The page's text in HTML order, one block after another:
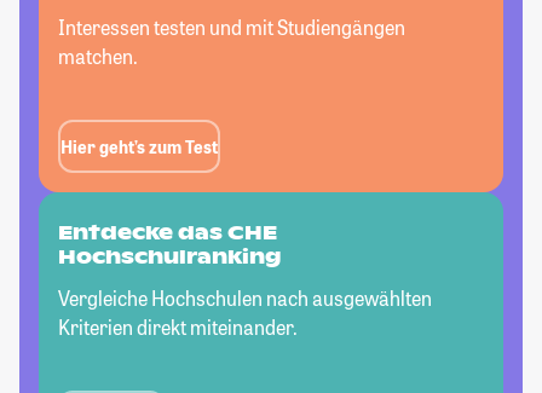
Interessen testen und mit Studiengängen
matchen.
Hier geht’s zum Test
Entdecke das CHE
Hochschulranking
Vergleiche Hochschulen nach ausgewählten
Kriterien direkt miteinander.